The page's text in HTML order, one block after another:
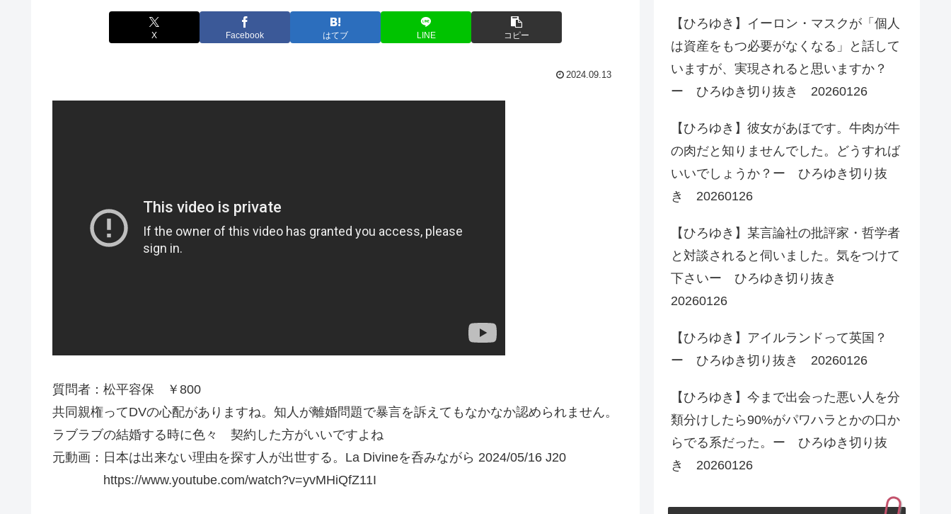
X Facebook はてブ LINE コピー
2024.09.13
質問者：松平容保 ￥800
共同親権ってDVの心配がありますね。知人が離婚問題で暴言を訴えてもなかなか認められません。
ラブラブの結婚する時に色々 契約した方がいいですよね
元動画：日本は出来ない理由を探す人が出世する。La Divineを呑みながら 2024/05/16 J20
https://www.youtube.com/watch?v=yvMHiQfZ11I
【ひろゆき】イーロン・マスクが「個人
は資産をもつ必要がなくなる」と話して
いますが、実現されると思いますか？
ー ひろゆき切り抜き 20260126
【ひろゆき】彼女があほです。牛肉が牛
の肉だと知りませんでした。どうすれば
いいでしょうか？ー ひろゆき切り抜
き 20260126
【ひろゆき】某言論社の批評家・哲学者
と対談されると伺いました。気をつけて
下さいー ひろゆき切り抜き
20260126
【ひろゆき】アイルランドって英国？
ー ひろゆき切り抜き 20260126
【ひろゆき】今まで出会った悪い人を分
類分けしたら90%がパワハラとかの口か
らでる系だった。ー ひろゆき切り抜
き 20260126